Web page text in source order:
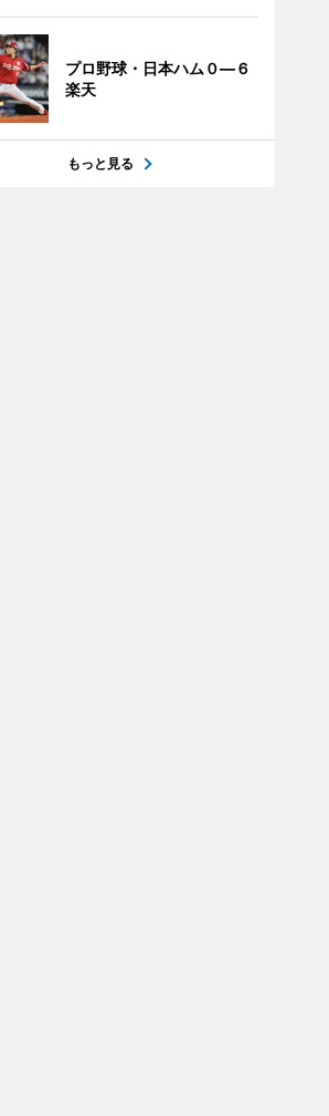
プロ野球・日本ハム０―６
楽天
もっと見る